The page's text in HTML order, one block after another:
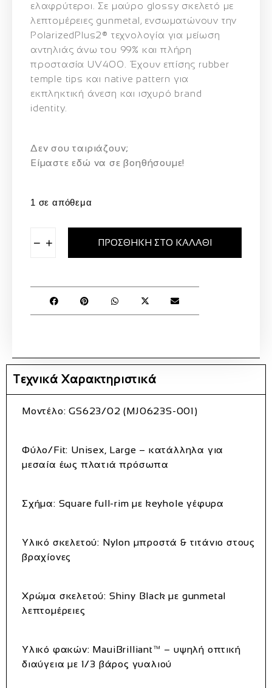
ελαφρύτεροι. Σε μαύρο glossy σκελετό με
λεπτομέρειες gunmetal, ενσωματώνουν την
PolarizedPlus2® τεχνολογία για μείωση
αντηλιάς άνω του 99% και πλήρη
προστασία UV400. Έχουν επίσης rubber
temple tips και native pattern για
εκπληκτική άνεση και ισχυρό brand
identity.
Δεν σου ταιριάζουν;
Eίμαστε εδώ να σε βοηθήσουμε!
1 σε απόθεμα
− + ΠΡΟΣΘΉΚΗ ΣΤΟ ΚΑΛΆΘΙ
Τεχνικά Χαρακτηριστικά
Μοντέλο: GS623/02 (MJ0623S‑001)
Φύλο/Fit: Unisex, Large – κατάλληλα για
μεσαία έως πλατιά πρόσωπα
Σχήμα: Square full‑rim με keyhole γέφυρα
Υλικό σκελετού: Nylon μπροστά & τιτάνιο στους
βραχίονες
Χρώμα σκελετού: Shiny Black με gunmetal
λεπτομέρειες
Υλικό φακών: MauiBrilliant™ – υψηλή οπτική
διαύγεια με 1/3 βάρος γυαλιού